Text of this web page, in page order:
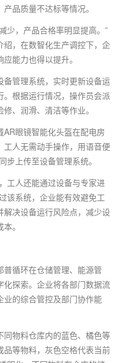
品质量不达标等情况。
少，产品合格率明显提高。”
，在数智化生产调控下，企
能力也得以提升。
管理系统，实时更新设备运
根据运行情况，操作员会派
、润滑、清洁等作业。
眼镜智能化头盔在配电房
人无需动手操作，用语音便
步上传至设备管理系统。
工人还能通过设备与专家进
该系统，企业能有效避免工
决设备运行风险点，减少设
。
循环在仓储管理、能源管
探索。企业将各部门数据流
的综合管控及部门协作能
物料仓库内的蓝色、橘色等
等物料，灰色空格代表当前